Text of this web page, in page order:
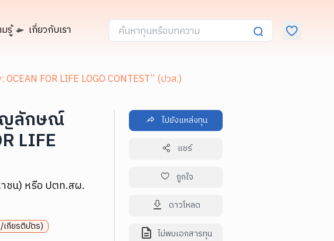
รู้ เกี่ยวกับเรา
FOR LIFE LOGO CONTEST” (ปวส.)
ญลักษณ์
LIFE
ชน) หรือ ปตท.สผ.
เกียรติบัตร)
ไปยังแหล่งทุน
แชร์
ถูกใจ
ดาวโหลด
ไม่พบเอกสารทุน